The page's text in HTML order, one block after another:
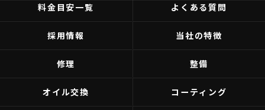
料金目安一覧 よくある質問
採用情報 当社の特徴
修理 整備
オイル交換 コーティング